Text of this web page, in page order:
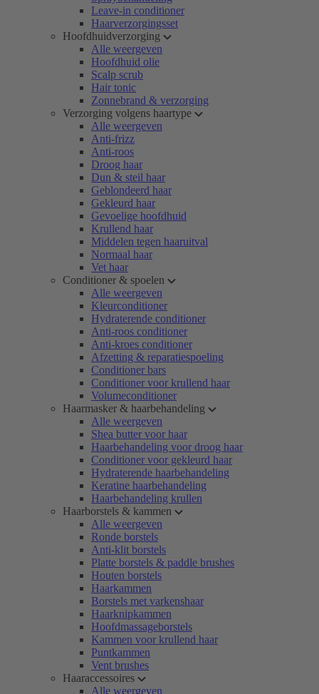
Leave-in conditioner
Haarverzorgingsset
Hoofdhuidverzorging
Alle weergeven
Hoofdhuid olie
Scalp scrub
Hair tonic
Zonnebrand & verzorging
Verzorging volgens haartype
Alle weergeven
Anti-frizz
Anti-roos
Droog haar
Dun & steil haar
Geblondeerd haar
Gekleurd haar
Gevoelige hoofdhuid
Krullend haar
Middelen tegen haaruitval
Normaal haar
Vet haar
Conditioner & spoelen
Alle weergeven
Kleurconditioner
Hydraterende conditioner
Anti-roos conditioner
Anti-kroes conditioner
Afzetting & reparatiespoeling
Conditioner bars
Conditioner voor krullend haar
Volumeconditioner
Haarmasker & haarbehandeling
Alle weergeven
Shea butter voor haar
Haarbehandeling voor droog haar
Conditioner voor gekleurd haar
Hydraterende haarbehandeling
Keratine haarbehandeling
Haarbehandeling krullen
Haarborstels & kammen
Alle weergeven
Ronde borstels
Anti-klit borstels
Platte borstels & paddle brushes
Houten borstels
Haarkammen
Borstels met varkenshaar
Haarknipkammen
Hoofdmassageborstels
Kammen voor krullend haar
Puntkammen
Vent brushes
Haaraccessoires
Alle weergeven